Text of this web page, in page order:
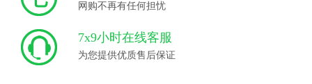
网购不再有任何担忧
7x9小时在线客服
为您提供优质售后保证